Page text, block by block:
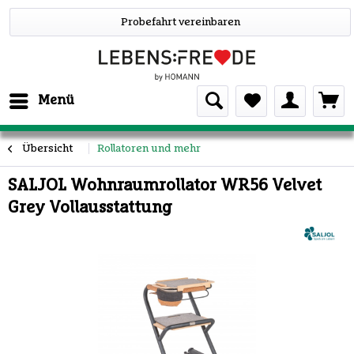
Probefahrt vereinbaren
Menü
Übersicht Rollatoren und mehr
SALJOL Wohnraumrollator WR56 Velvet
Grey Vollausstattung